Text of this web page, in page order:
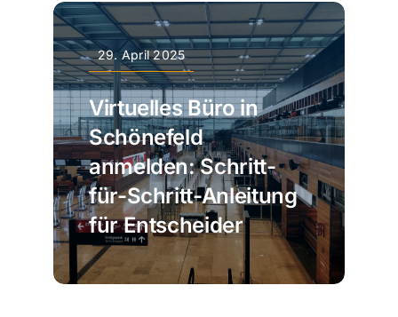
29. April 2025
Virtuelles Büro in
Schönefeld
anmelden: Schritt-
für-Schritt-Anleitung
für Entscheider